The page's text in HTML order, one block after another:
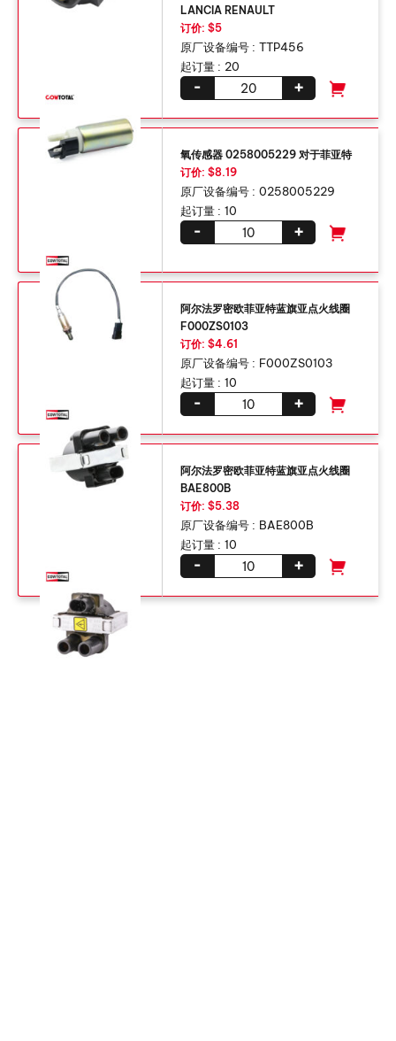
LANCIA RENAULT
订价: $5
原厂设备编号 : TTP456
起订量 : 20
+
-
氧传感器 0258005229 对于菲亚特
订价: $8.19
原厂设备编号 : 0258005229
起订量 : 10
+
-
阿尔法罗密欧菲亚特蓝旗亚点火线圈
F000ZS0103
订价: $4.61
原厂设备编号 : F000ZS0103
起订量 : 10
+
-
阿尔法罗密欧菲亚特蓝旗亚点火线圈
BAE800B
订价: $5.38
原厂设备编号 : BAE800B
起订量 : 10
+
-